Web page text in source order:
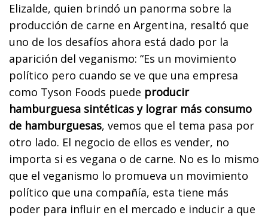
Elizalde, quien brindó un panorma sobre la
producción de carne en Argentina, resaltó que
uno de los desafíos ahora está dado por la
aparición del veganismo: “Es un movimiento
político pero cuando se ve que una empresa
como Tyson Foods puede producir
hamburguesa sintéticas y lograr más consumo
de hamburguesas, vemos que el tema pasa por
otro lado. El negocio de ellos es vender, no
importa si es vegana o de carne. No es lo mismo
que el veganismo lo promueva un movimiento
político que una compañía, esta tiene más
poder para influir en el mercado e inducir a que